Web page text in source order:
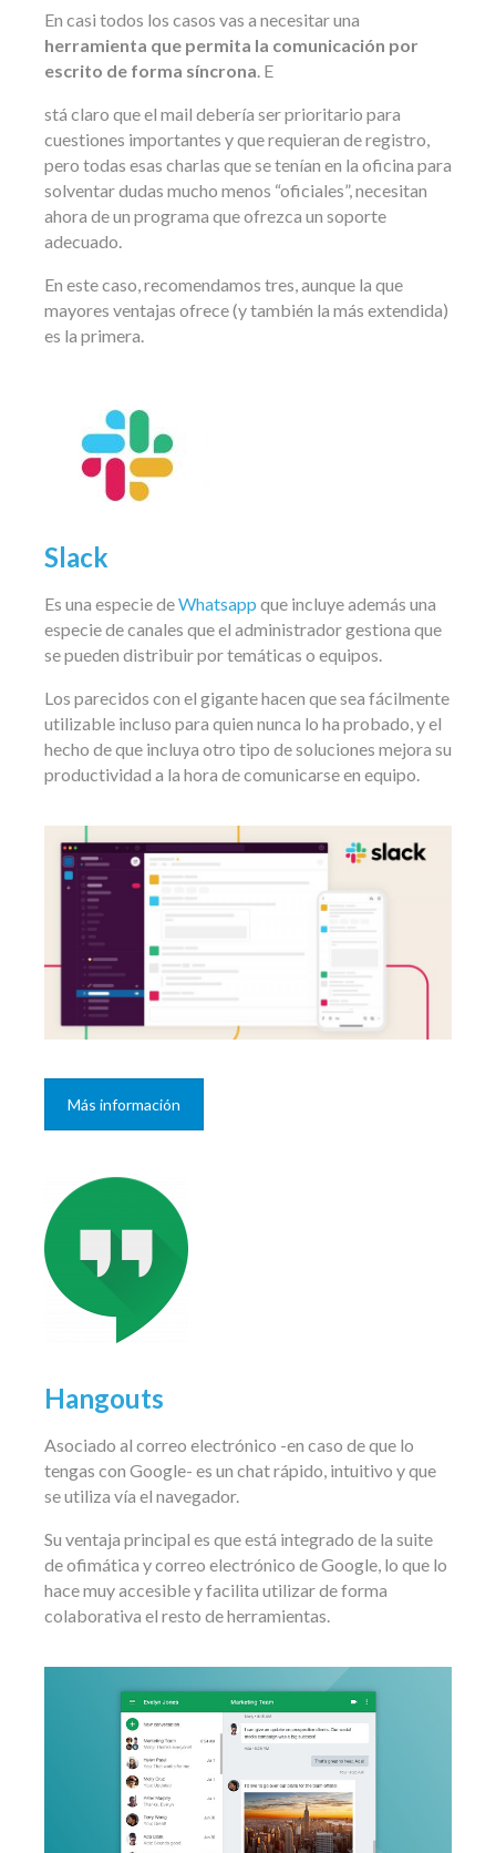
En casi todos los casos vas a necesitar una
herramienta que permita la comunicación por
escrito de forma síncrona. E
stá claro que el mail debería ser prioritario para
cuestiones importantes y que requieran de registro,
pero todas esas charlas que se tenían en la oficina para
solventar dudas mucho menos “oficiales”, necesitan
ahora de un programa que ofrezca un soporte
adecuado.
En este caso, recomendamos tres, aunque la que
mayores ventajas ofrece (y también la más extendida)
es la primera.
Slack
Es una especie deWhatsapp que incluye además una
especie de canales que el administrador gestiona que
se pueden distribuir por temáticas o equipos.
Los parecidos con el gigante hacen que sea fácilmente
utilizable incluso para quien nunca lo ha probado, y el
hecho de que incluya otro tipo de soluciones mejora su
productividad a la hora de comunicarse en equipo.
Más información
Hangouts
Asociado al correo electrónico -en caso de que lo
tengas con Google- es un chat rápido, intuitivo y que
se utiliza vía el navegador.
Su ventaja principal es que está integrado de la suite
de ofimática y correo electrónico de Google, lo que lo
hace muy accesible y facilita utilizar de forma
colaborativa el resto de herramientas.